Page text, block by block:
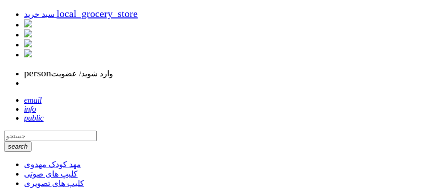
local_grocery_store
personوارد شوید/ عضویت
email
info
public
search
مهد کودک مهدوی
کلیپ های صوتی
کلیپ های تصویری